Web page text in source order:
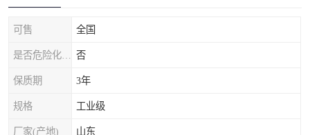
可售 全国
否
保质期 3年
规格 工业级
厂家(产地) 山东